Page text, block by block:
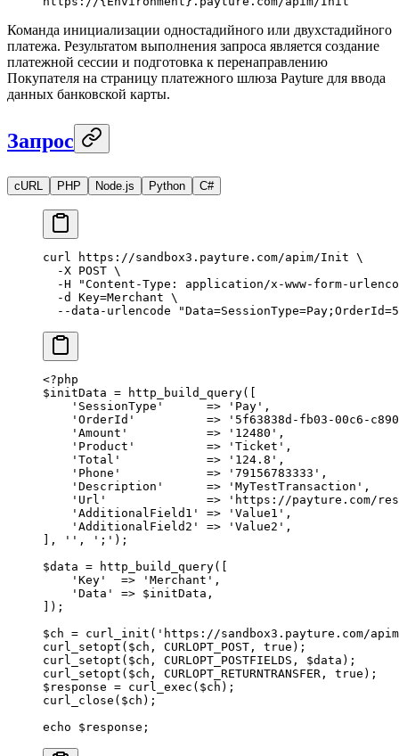
Команда инициализации одностадийного или двухстадийного
платежа. Результатом выполнения запроса является создание
платежной сессии и подготовка к перенаправлению
Покупателя на страницу платежного шлюза Payture для ввода
данных банковской карты.
Запрос
cURL PHP Node.js Python C#
curl https://sandbox3.payture.com/apim/Init \
  -X
POST \
  -H
"Content-Type: application/x-www-form-
  -d
Key=Merchant \
  --data-urlencode
<?php
$initData = http_build_query([
    'SessionType'
      =>
'Pay' ,
    'OrderId'
          =>
'5f63838d-fb03-00c6-
    'Amount'
           =>
'12480' ,
    'Product'
          =>
'Ticket' ,
    'Total'
            =>
'124.8' ,
    'Phone'
            =>
'79156783333' ,
    'Description'
      =>
'MyTestTransaction' ,
    'Url'
              =>
'https://payture.com/
    'AdditionalField1'
=> 'Value1' ,
    'AdditionalField2'
=> 'Value2' ,
],
'' , ';' );
$data = http_build_query([
    'Key'
  =>
'Merchant' ,
    'Data'
=> $initData,
]);
$ch = curl_init ( 'https://sandbox3.payture.com/
curl_setopt ($ch, CURLOPT_POST , true );
curl_setopt ($ch, CURLOPT_POSTFIELDS , $data);
curl_setopt ($ch, CURLOPT_RETURNTRANSFER , true );
$response = curl_exec ($ch);
curl_close ($ch);
echo $response;